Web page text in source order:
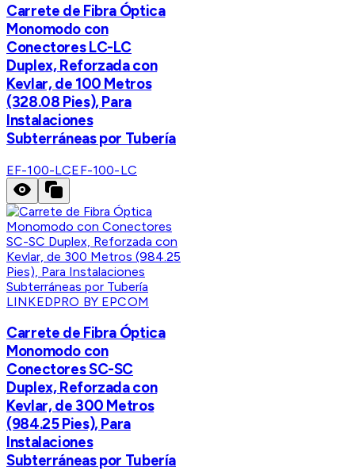
Carrete de Fibra Óptica
Monomodo con
Conectores LC-LC
Duplex, Reforzada con
Kevlar, de 100 Metros
(328.08 Pies), Para
Instalaciones
Subterráneas por Tubería
EF-100-LCEF-100-LC
LINKEDPRO BY EPCOM
Carrete de Fibra Óptica
Monomodo con
Conectores SC-SC
Duplex, Reforzada con
Kevlar, de 300 Metros
(984.25 Pies), Para
Instalaciones
Subterráneas por Tubería